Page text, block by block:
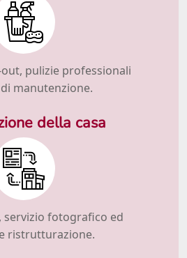
out, pulizie professionali
manutenzione.
della casa
servizio fotografico ed
ristrutturazione.